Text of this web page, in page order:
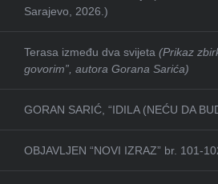
Sarajevo, 2026.)
Terasa između dva svijeta(Prikaz
govorim”, autora Gorana Sarića)
GORAN SARIĆ, “IDILA (NEĆU DA
OBJAVLJEN “NOVI IZRAZ” br. 101-